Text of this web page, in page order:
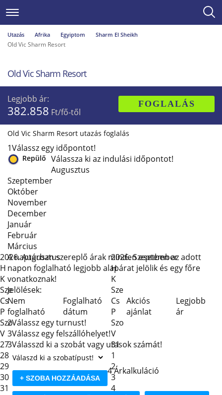
Utazás Afrika Egyiptom Sharm El Sheikh
Old Vic Sharm Resort
Old Vic Sharm Resort
Legjobb ár:
382.858 Ft/fő-től
FOGLALÁS
Old Vic Sharm Resort utazás foglalás
1Válassz egy időpontot!
Repülő Válassza ki az indulási időpontot!
Augusztus
Szeptember
Október
November
December
Január
Február
Március
2026. Augusztus
H
K
Sze
Cs
P
Szo
V
27
28
29
30
31
2026. Szeptember
H
K
Sze
Cs
P
Szo
V
31
1
2
3
4
A naptárban szereplő árak minden esetben az adott
napon foglalható legjobb alapárat jelölik és egy főre
vonatkoznak!
Jelölések:
Nem
foglalható
Foglalható
dátum
Akciós
ajánlat
Legjobb
ár
2Válassz egy turnust!
3Válassz egy felszállóhelyet!
3Válasszd ki a szobát vagy utasok számát!
+ SZOBA HOZZÁADÁSA
4Árkalkuláció